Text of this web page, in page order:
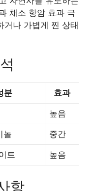
채소 항암 효과 극
거나 가볍게 찐 상태
분 효과
높음
놀 중간
트 높음
항